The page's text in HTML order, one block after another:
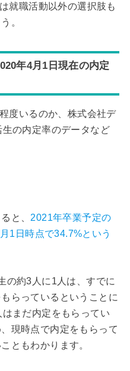
就職活動以外の選択肢も
。
年4月1日現在の内定
度いるのか、株式会社デ
の内定率のデータなど
と、 2021年卒業予定の
1日時点で34.7%という
の約3人に1人は、すでに
らっているということに
まだ内定をもらってい
現時点で内定をもらって
ともわかります。